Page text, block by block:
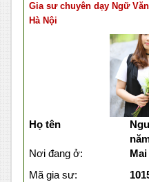
Gia sư chuyên dạy Ngữ
Hà Nội
Họ tên
Nơi đang ở:
Mã gia sư: